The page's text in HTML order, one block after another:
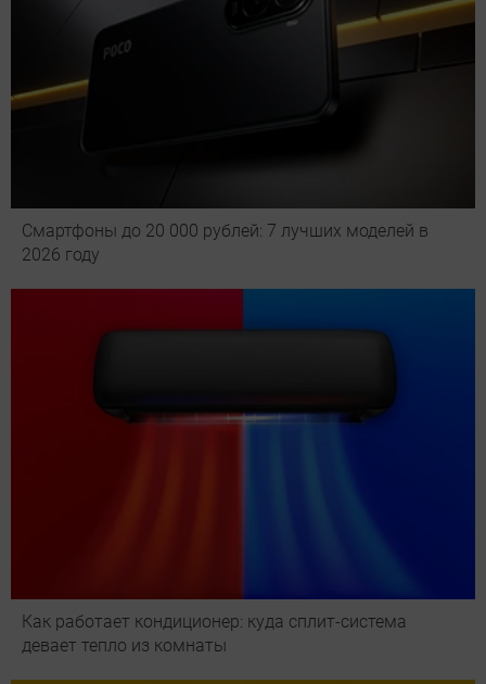
Смартфоны до 20 000 рублей: 7 лучших моделей в
2026 году
Как работает кондиционер: куда сплит-система
девает тепло из комнаты